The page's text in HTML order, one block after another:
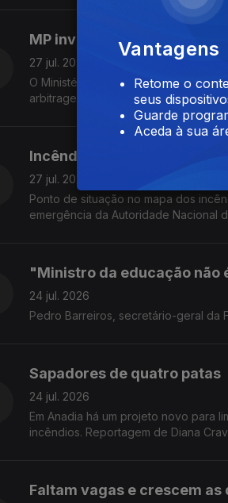
MP investiga arbitragem
27 jul. 2026
O Ministério Público confirmou a
arbitragem do futebol português. O
Incêndios: o mapa nacional
27 jul. 2026
Ponto de situação no mapa dos
emergência da Autoridade Nacional
"Ministro da educação não
24 jul. 2026
Pedro Barreiros, secretário-geral da
Sapadores de quatro patas
24 jul. 2026
Em Anadia há um projeto novo para
incêndios. Reportagem de Diana
Faltam vagas e crescem as
Vantagens
Retome o
seus
Guarde
Aceda à sua